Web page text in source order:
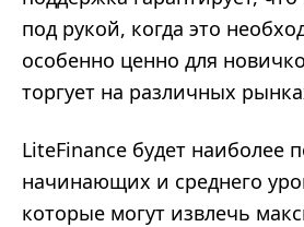
под рукой, когда это
особенно ценно для
торгует на различных
LiteFinance будет наиболее
начинающих и среднего
которые могут извлечь